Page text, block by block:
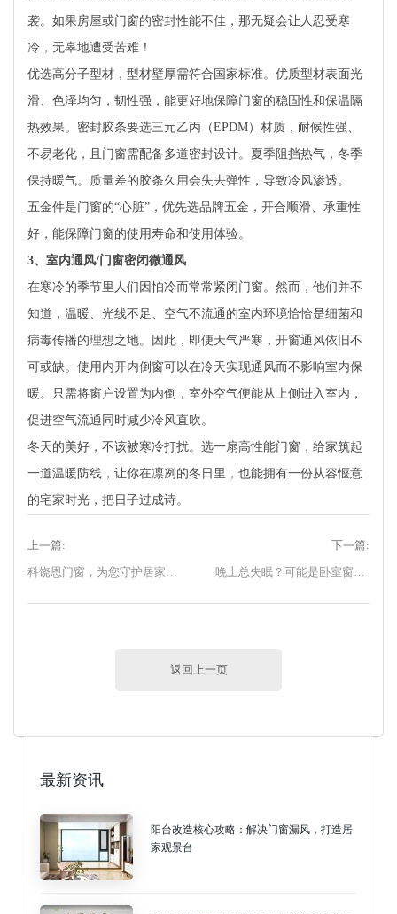
袭。如果房屋或门窗的密封性能不佳，那无疑会让人忍受寒
冷，无辜地遭受苦难！
优选高分子型材，型材壁厚需符合国家标准。优质型材表面光
滑、色泽均匀，韧性强，能更好地保障门窗的稳固性和保温隔
热效果。密封胶条要选三元乙丙（EPDM）材质，耐候性强、
不易老化，且门窗需配备多道密封设计。夏季阻挡热气，冬季
保持暖气。质量差的胶条久用会失去弹性，导致冷风渗透。
五金件是门窗的“心脏”，优先选品牌五金，开合顺滑、承重性
好，能保障门窗的使用寿命和使用体验。
3、室内通风/门窗密闭微通风
在寒冷的季节里人们因怕冷而常常紧闭门窗。然而，他们并不
知道，温暖、光线不足、空气不流通的室内环境恰恰是细菌和
病毒传播的理想之地。因此，即便天气严寒，开窗通风依旧不
可或缺。使用内开内倒窗可以在冷天实现通风而不影响室内保
暖。只需将窗户设置为内倒，室外空气便能从上侧进入室内，
促进空气流通同时减少冷风直吹。
冬天的美好，不该被寒冷打扰。选一扇高性能门窗，给家筑起
一道温暖防线，让你在凛冽的冬日里，也能拥有一份从容惬意
的宅家时光，把日子过成诗。
上一篇:
科饶恩门窗，为您守护居家舒适时光
下一篇:
晚上总失眠？可能是卧室窗户没选对！
返回上一页
最新资讯
阳台改造核心攻略：解决门窗漏风，打造居
家观景台